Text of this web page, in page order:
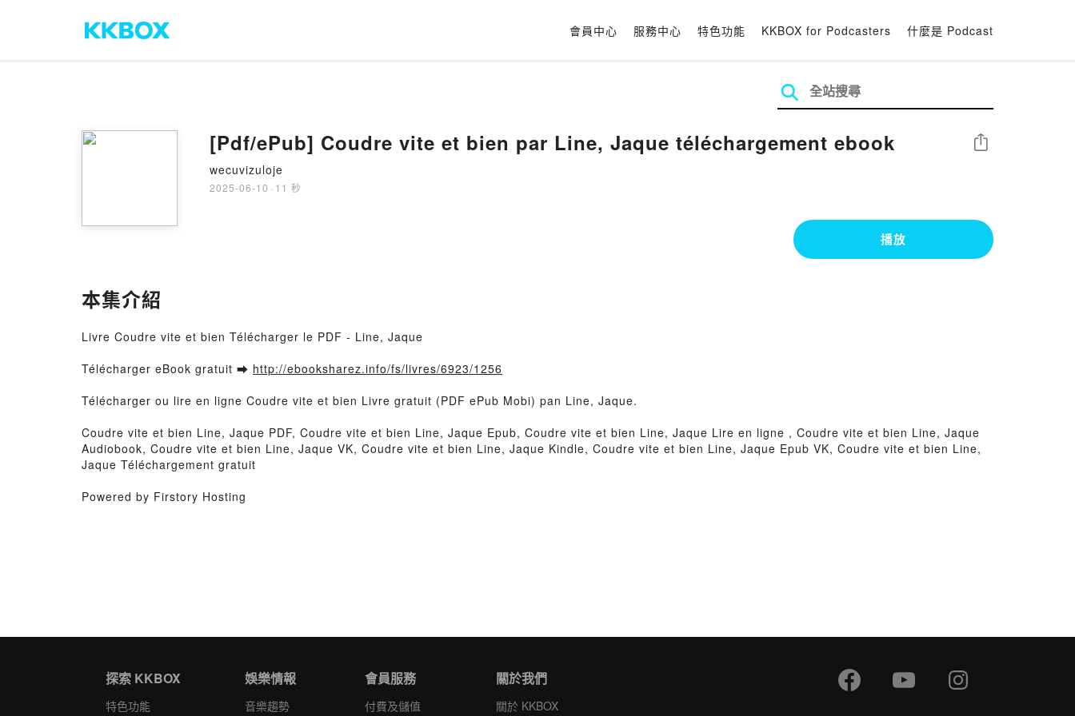
會員中心 服務中心 特色功能 KKBOX for Podcasters 什麼是 Podcast
[Pdf/ePub] Coudre vite et bien par Line, Jaque téléchargement ebook
wecuvizuloje
2025-06-10 · 11 秒
分享
播放
本集介紹
Livre Coudre vite et bien Télécharger le PDF - Line, Jaque
Télécharger eBook gratuit ➡ http://ebooksharez.info/fs/livres/6923/1256
Télécharger ou lire en ligne Coudre vite et bien Livre gratuit (PDF ePub Mobi) pan Line, Jaque.
Coudre vite et bien Line, Jaque PDF, Coudre vite et bien Line, Jaque Epub, Coudre vite et bien Line, Jaque Lire en ligne , Coudre vite et bien Line, Jaque
Audiobook, Coudre vite et bien Line, Jaque VK, Coudre vite et bien Line, Jaque Kindle, Coudre vite et bien Line, Jaque Epub VK, Coudre vite et bien Line,
Jaque Téléchargement gratuit
Powered by Firstory Hosting
探索 KKBOX
特色功能
娛樂情報
音樂趨勢
會員服務
付費及儲值
關於我們
關於 KKBOX